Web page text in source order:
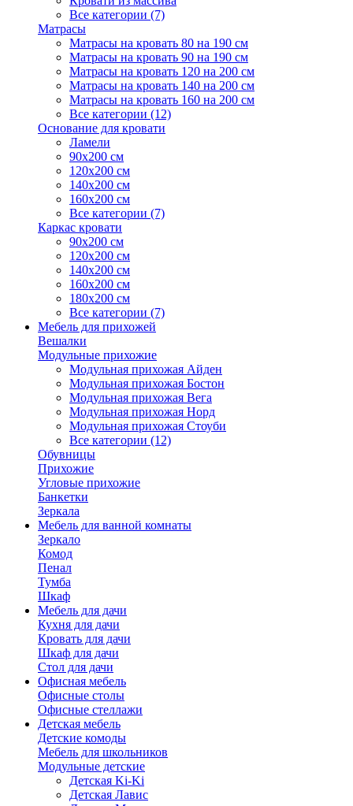
Все категории (7)
Матрасы
Матрасы на кровать 80 на 190 см
Матрасы на кровать 90 на 190 см
Матрасы на кровать 120 на 200 см
Матрасы на кровать 140 на 200 см
Матрасы на кровать 160 на 200 см
Все категории (12)
Основание для кровати
Ламели
90х200 см
120х200 см
140х200 см
160х200 см
Все категории (7)
Каркас кровати
90х200 см
120х200 см
140х200 см
160х200 см
180х200 см
Все категории (7)
Мебель для прихожей
Вешалки
Модульные прихожие
Модульная прихожая Айден
Модульная прихожая Бостон
Модульная прихожая Вега
Модульная прихожая Норд
Модульная прихожая Стоуби
Все категории (12)
Обувницы
Прихожие
Угловые прихожие
Банкетки
Зеркала
Мебель для ванной комнаты
Зеркало
Комод
Пенал
Тумба
Шкаф
Мебель для дачи
Кухня для дачи
Кровать для дачи
Шкаф для дачи
Стол для дачи
Офисная мебель
Офисные столы
Офисные стеллажи
Детская мебель
Детские комоды
Мебель для школьников
Модульные детские
Детская Ki-Ki
Детская Лавис